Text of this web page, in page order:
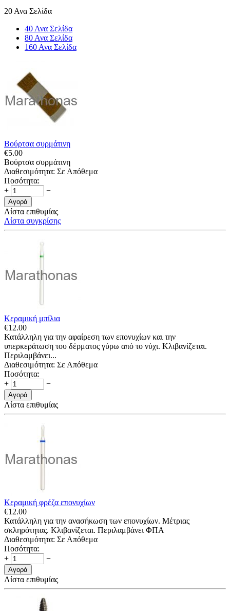
20 Ανα Σελίδα
40 Ανα Σελίδα
80 Ανα Σελίδα
160 Ανα Σελίδα
Βούρτσα συρμάτινη
€5.00
Βούρτσα συρμάτινη
Διαθεσιμότητα: Σε Απόθεμα
Ποσότητα:
+
−
Αγορά
Λίστα επιθυμίας
Λίστα συγκρίσης
Κεραμική μπίλια
€12.00
Κατάλληλη για την αφαίρεση των επονυχίων και την
υπερκεράτωση του δέρματος γύρω από το νύχι. Κλιβανίζεται.
Περιλαμβάνει...
Διαθεσιμότητα: Σε Απόθεμα
Ποσότητα:
+
−
Αγορά
Λίστα επιθυμίας
Κεραμική φρέζα επονυχίων
€12.00
Κατάλληλη για την ανασήκωση των επονυχίων. Μέτριας
σκληρότητας. Κλιβανίζεται. Περιλαμβάνει ΦΠΑ
Διαθεσιμότητα: Σε Απόθεμα
Ποσότητα:
+
−
Αγορά
Λίστα επιθυμίας